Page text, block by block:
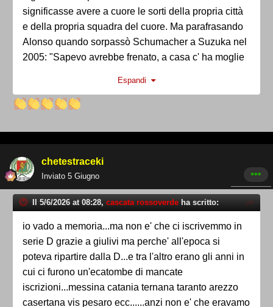
significasse avere a cuore le sorti della propria città
e della propria squadra del cuore. Ma parafrasando
Alonso quando sorpassò Schumacher a Suzuka nel
2005: "Sapevo avrebbe frenato, a casa c' ha moglie
significa tifare Ternana? Quale è la ragione più
profonda? Che la famo a fa allora l' asta per il
Ternana. La Ternana è la squadra che rileva il
tifata, a maggior ragione se la rileva Bandecchi per
contestarlo e liberarla quanto prima. Non basta
mettere il rossoverde addosso e una viverna su lo
stemma per chiamarsi Ternana. Ci sono 100 anni di
storia da preservare sui quali con queste
considerazioni "filobandecchiane" pisciate e cacate
allegramente sopra.
Espandi
chetestraceki
Inviato 5 Giugno
Il 5/6/2026 at 08:28, cascata rossoverde ha scritto:
io vado a memoria...ma non e' che ci iscrivemmo in
serie D grazie a giulivi ma perche' all'epoca si
poteva ripartire dalla D...e tra l'altro erano gli anni in
cui ci furono un'ecatombe di mancate
iscrizioni...messina catania ternana taranto arezzo
casertana vis pesaro ecc......anzi non e' che eravamo